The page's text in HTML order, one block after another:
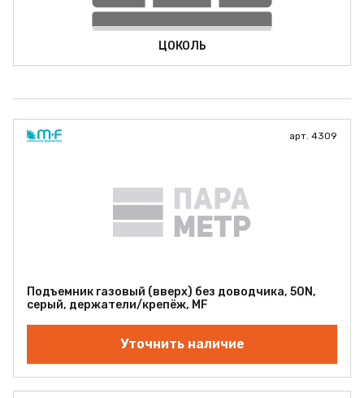
ЦОКОЛЬ
арт. 4309
Подъемник газовый (вверх) без доводчика, 50N,
серый, держатели/крепёж, MF
Уточнить наличие